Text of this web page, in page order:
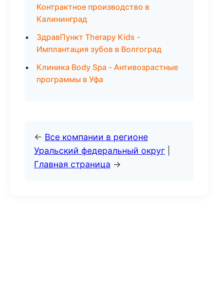
Контрактное производство в
Калининград
ЗдравПункт Therapy Kids -
Имплантация зубов в Волгоград
Клиника Body Spa - Антивозрастные
программы в Уфа
← Все компании в регионе
Уральский федеральный округ
Главная страница →